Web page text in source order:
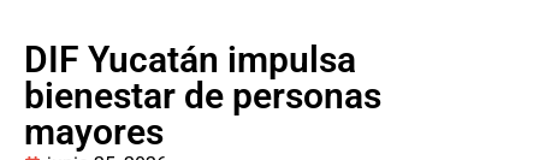
DIF Yucatán impulsa
bienestar de personas
mayores